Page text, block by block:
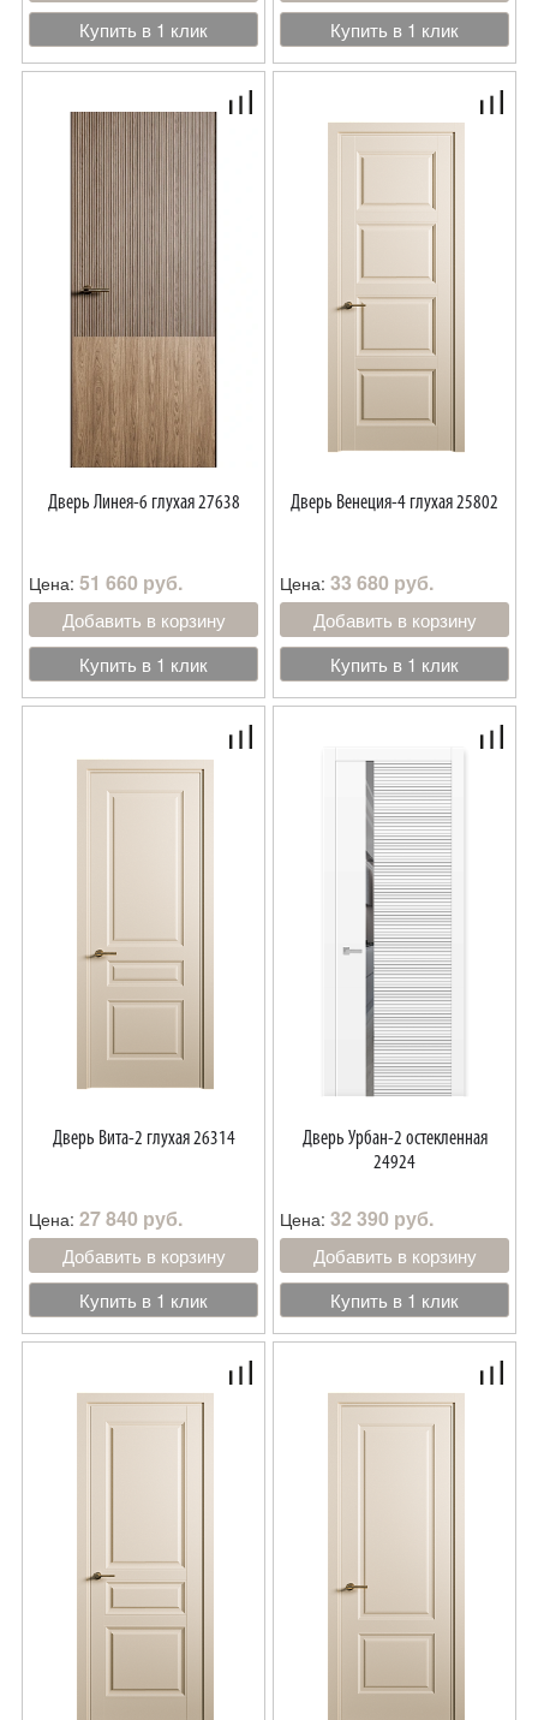
Купить в 1 клик
Купить в 1 клик
Дверь Линея-6 глухая 27638
Цена: 51 660 руб.
Добавить в корзину
Купить в 1 клик
Дверь Венеция-4 глухая 25802
Цена: 33 680 руб.
Добавить в корзину
Купить в 1 клик
Дверь Вита-2 глухая 26314
Цена: 27 840 руб.
Добавить в корзину
Купить в 1 клик
Дверь Урбан-2 остекленная
24924
Цена: 32 390 руб.
Добавить в корзину
Купить в 1 клик